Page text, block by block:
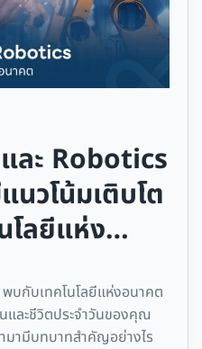
ะ Robotics
นวโน้มเติบโต
โลยีแห่ง
แปลงโลก
กับเทคโนโลยีแห่งอนาคต
และชีวิตประจำวันของคุณ
ามามีบทบาทสำคัญอย่างไร